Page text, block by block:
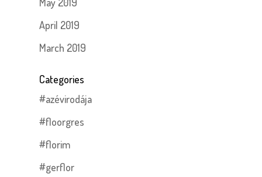
April 2019
March 2019
Categories
#azévirodája
#floorgres
#florim
#gerflor